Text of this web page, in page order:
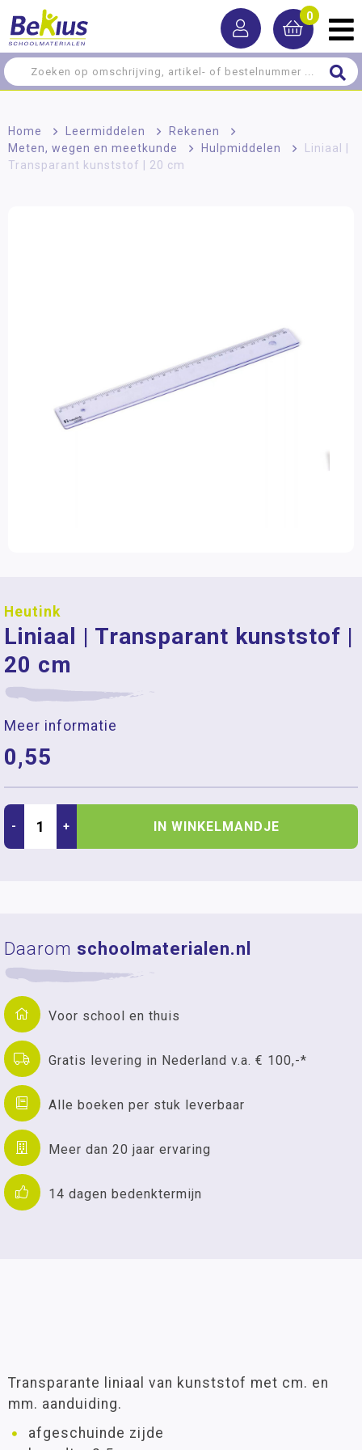
0
Home > Leermiddelen > Rekenen
>
Meten, wegen en meetkunde
> Hulpmiddelen >
Liniaal |
Transparant kunststof | 20 cm
Heutink
Liniaal | Transparant kunststof |
20 cm
Meer informatie
0,55
- + IN WINKELMANDJE
Daarom schoolmaterialen.nl
Voor school en thuis
Gratis levering in Nederland v.a. € 100,-*
Alle boeken per stuk leverbaar
Meer dan 20 jaar ervaring
14 dagen bedenktermijn
Transparante liniaal van kunststof met cm. en
mm. aanduiding.
afgeschuinde zijde